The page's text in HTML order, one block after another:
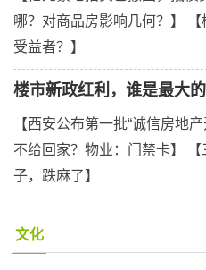
哪？对商品房影响几何？】
受益者？】
楼市新政红利，谁是最大的
【西安公布第一批“诚信房地产
不给回家？物业：门禁卡】
子，跌麻了】
文化